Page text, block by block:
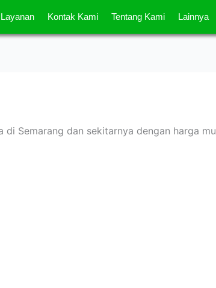
Layanan Kontak Kami Tentang Kami Lainnya
Semarang dan sekitarnya dengan harga